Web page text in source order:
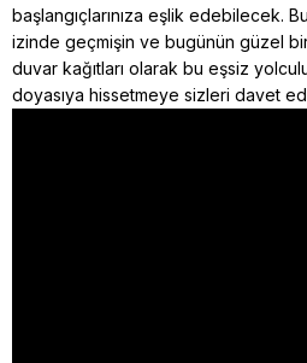
başlangıçlarınıza eşlik edebilecek.
izinde geçmişin ve bugünün güzel
duvar kağıtları olarak bu eşsiz
doyasıya hissetmeye sizleri davet